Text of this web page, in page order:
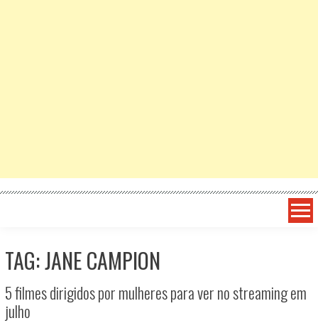
TAG: JANE CAMPION
5 filmes dirigidos por mulheres para ver no streaming em
julho